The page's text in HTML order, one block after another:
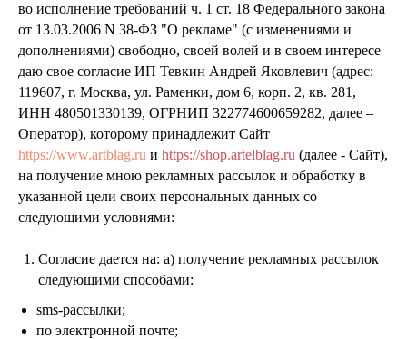
во исполнение требований ч. 1 ст. 18 Федерального закона
от 13.03.2006 N 38-ФЗ "О рекламе" (с изменениями и
дополнениями) свободно, своей волей и в своем интересе
даю свое согласие ИП Тевкин Андрей Яковлевич (адрес:
119607, г. Москва, ул. Раменки, дом 6, корп. 2, кв. 281,
ИНН 480501330139, ОГРНИП 322774600659282, далее –
Оператор), которому принадлежит Сайт
https://www.artblag.ru и https://shop.artelblag.ru (далее - Сайт),
на получение мною рекламных рассылок и обработку в
указанной цели своих персональных данных со
следующими условиями:
Согласие дается на: a) получение рекламных рассылок
следующими способами:
sms-рассылки;
по электронной почте;